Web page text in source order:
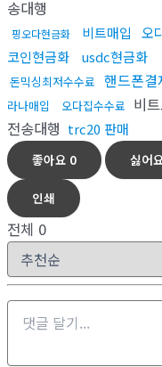
송대행
핑오다현금화 비트매입 오
코인현금화
usdc현금화
돈믹싱최저수수료 핸드폰결
라나매입
오다집수수료 비
전송대행 trc20 판매
좋아요 0 싫어
인쇄
전체 0